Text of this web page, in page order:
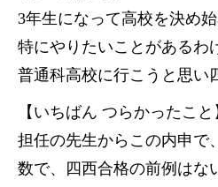
3年生になって高校を決め
特にやりたいことがあるわ
普通科高校に行こうと思い
【いちばん つらかったこと
担任の先生からこの内申で
数で、四西合格の前例はな